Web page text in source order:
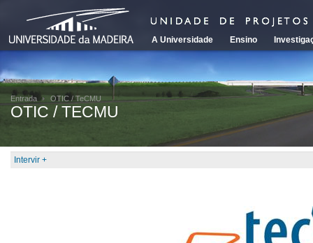
A Universidade Ensino
Entrada OTIC / TeCMU
OTIC / TECMU
Intervir +